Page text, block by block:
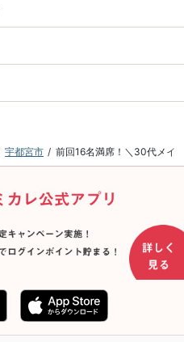
宇都宮市 前回16名満席！＼30代メイ